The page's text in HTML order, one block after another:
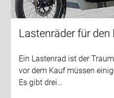
Lastenräder für
Ein Lastenrad ist der
vor dem Kauf müssen
Es gibt drei…